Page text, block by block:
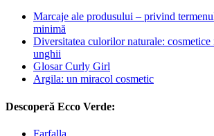
Marcaje ale produsului – privind
minimă
Diversitatea culorilor naturale: cosmetice
unghii
Glosar Curly Girl
Argila: un miracol cosmetic
Descoperă Ecco Verde:
Farfalla